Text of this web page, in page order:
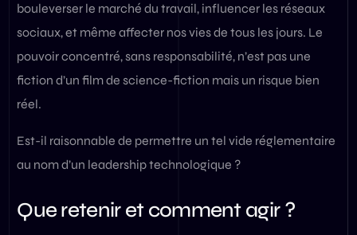
bouleverser le marché du travail, influencer les réseaux
sociaux, et même affecter nos vies de tous les jours. Le
pouvoir concentré, sans responsabilité, n’est pas une
fiction d’un film de science-fiction mais un risque bien
réel.
Est-il raisonnable de permettre un tel vide réglementaire
au nom d’un leadership technologique ?
Que retenir et comment agir ?